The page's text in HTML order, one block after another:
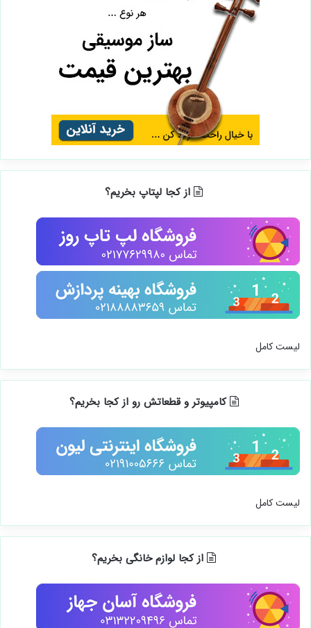
از کجا لپتاپ بخریم؟
لیست کامل
کامپیوتر و قطعاتش رو از کجا بخریم؟
لیست کامل
از کجا لوازم خانگی بخریم؟